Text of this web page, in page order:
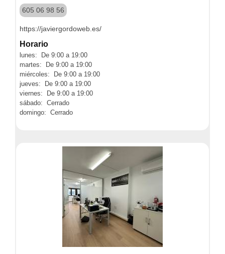
605 06 98 56
https://javiergordoweb.es/
Horario
lunes: De 9:00 a 19:00
martes: De 9:00 a 19:00
miércoles: De 9:00 a 19:00
jueves: De 9:00 a 19:00
viernes: De 9:00 a 19:00
sábado: Cerrado
domingo: Cerrado